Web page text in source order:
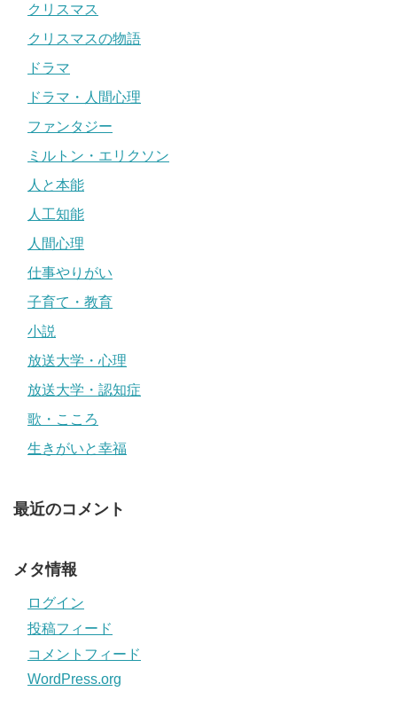
クリスマス
クリスマスの物語
ドラマ
ドラマ・人間心理
ファンタジー
ミルトン・エリクソン
人と本能
人工知能
人間心理
仕事やりがい
子育て・教育
小説
放送大学・心理
放送大学・認知症
歌・こころ
生きがいと幸福
最近のコメント
メタ情報
ログイン
投稿フィード
コメントフィード
WordPress.org